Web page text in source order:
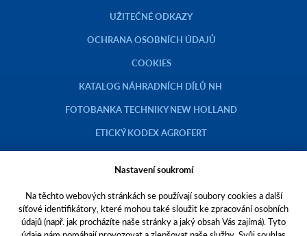
UŽITEČNÉ ODKAZY
OCHRANA OSOBNÍCH ÚDAJŮ
COOKIES
KATALOG NÁHRADNÍCH DÍLŮ NH
FOTOBANKA TECHNIKY NEW HOLLAND
ETICKÝ KODEX AGROFERT
Copyright © 2023 AGROTEC a.s.
Toto jsou internetové stránky společnosti AGROTEC a. s., se sídlem v
Nastavení soukromí
Na těchto webových stránkách se používají soubory cookies a další
síťové identifikátory, které mohou také sloužit ke zpracování osobních
údajů (např. jak procházíte naše stránky a jaký obsah Vás zajímá). Tyto